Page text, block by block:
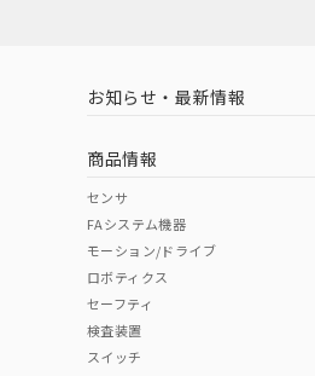
中国 RoHS 注意事項・凡例
中国 RoHS表
Pb Hg
お知らせ・最新情報
商品情報
センサ
FAシステム機器
モーション/ドライブ
ロボティクス
セーフティ
検査装置
スイッチ